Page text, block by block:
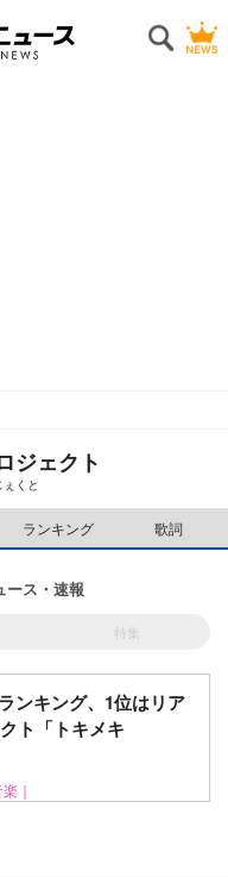
ジェクト
くと
ランキング 歌詞
ース・速報
特集
ンキング、1位はリア
ト「トキメキ
楽｜